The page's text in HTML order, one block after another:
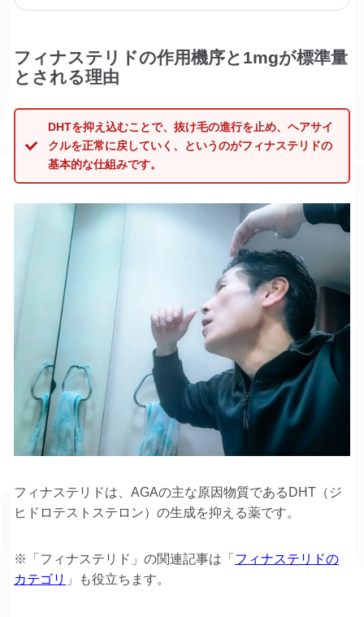
フィナステリドの作用機序と1mgが標準量
とされる理由
DHTを抑え込むことで、抜け毛の進行を止め、ヘアサイ
クルを正常に戻していく、というのがフィナステリドの
基本的な仕組みです。
フィナステリドは、AGAの主な原因物質であるDHT（ジ
ヒドロテストステロン）の生成を抑える薬です。
※「フィナステリド」の関連記事は「 フィナステリドの
カテゴリ 」も役立ちます。